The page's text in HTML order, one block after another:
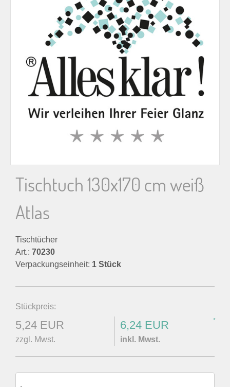
a
h
Tischtuch 130x170 cm weiß
Atlas
Tischtücher
Art.: 70230
Verpackungseinheit: 1 Stück
Stückpreis:
5,24 EUR
zzgl. Mwst.
6,24 EUR *
inkl. Mwst.